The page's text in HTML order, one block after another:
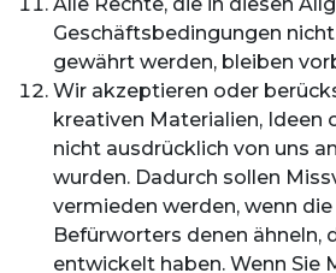
Geschäftsbedingungen
gewährt werden, bleiben
Wir akzeptieren oder
kreativen Materialien, Ideen
nicht ausdrücklich von uns
wurden. Dadurch sollen
vermieden werden, wenn
Befürworters denen ähneln,
entwickelt haben. Wenn Sie